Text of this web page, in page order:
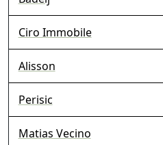
Ciro Immobile
Alisson
Perisic
Matias Vecino